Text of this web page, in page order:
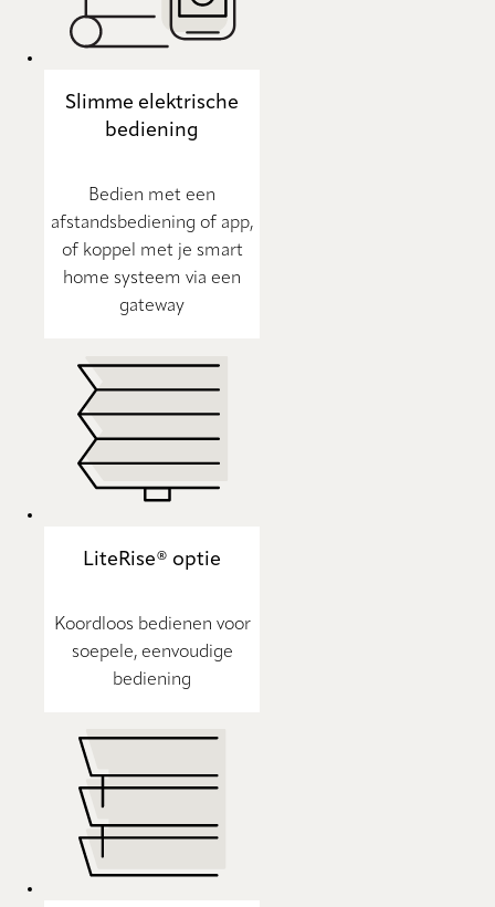
Slimme elektrische
bediening
Bedien met een
afstandsbediening of app,
of koppel met je smart
home systeem via een
gateway
LiteRise® optie
Koordloos bedienen voor
soepele, eenvoudige
bediening